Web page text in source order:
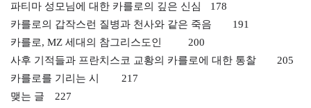
파티마 성모님에 대한 카를로의 깊은 신심
178
카를로의 갑작스런 질병과 천사와 같은 죽음
191
카를로, MZ 세대의 참그리스도인
200
사후 기적들과 프란치스코 교황의 카를로에 대한 통찰
205
카를로를 기리는 시
217
맺는 글
227